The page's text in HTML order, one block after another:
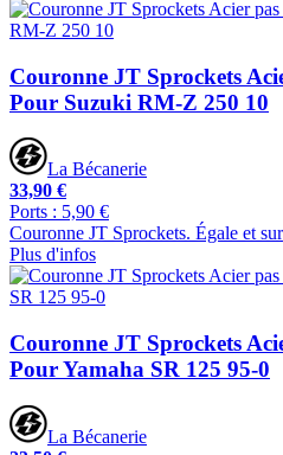
Couronne JT Sprockets
Pour Suzuki RM-Z 250 10
La Bécanerie
33,90 €
Ports : 5,90 €
Couronne JT Sprockets. Égale et
Plus d'infos
Couronne JT Sprockets
Pour Yamaha SR 125 95-0
La Bécanerie